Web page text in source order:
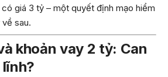
giá 3 tỷ – một quyết định mạo hiểm
sau.
khoản vay 2 tỷ: Can
lĩnh?